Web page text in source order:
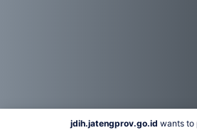
jdih.jatengprov.go.id wants to